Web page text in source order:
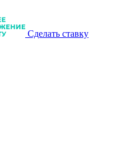
Сделать ставку